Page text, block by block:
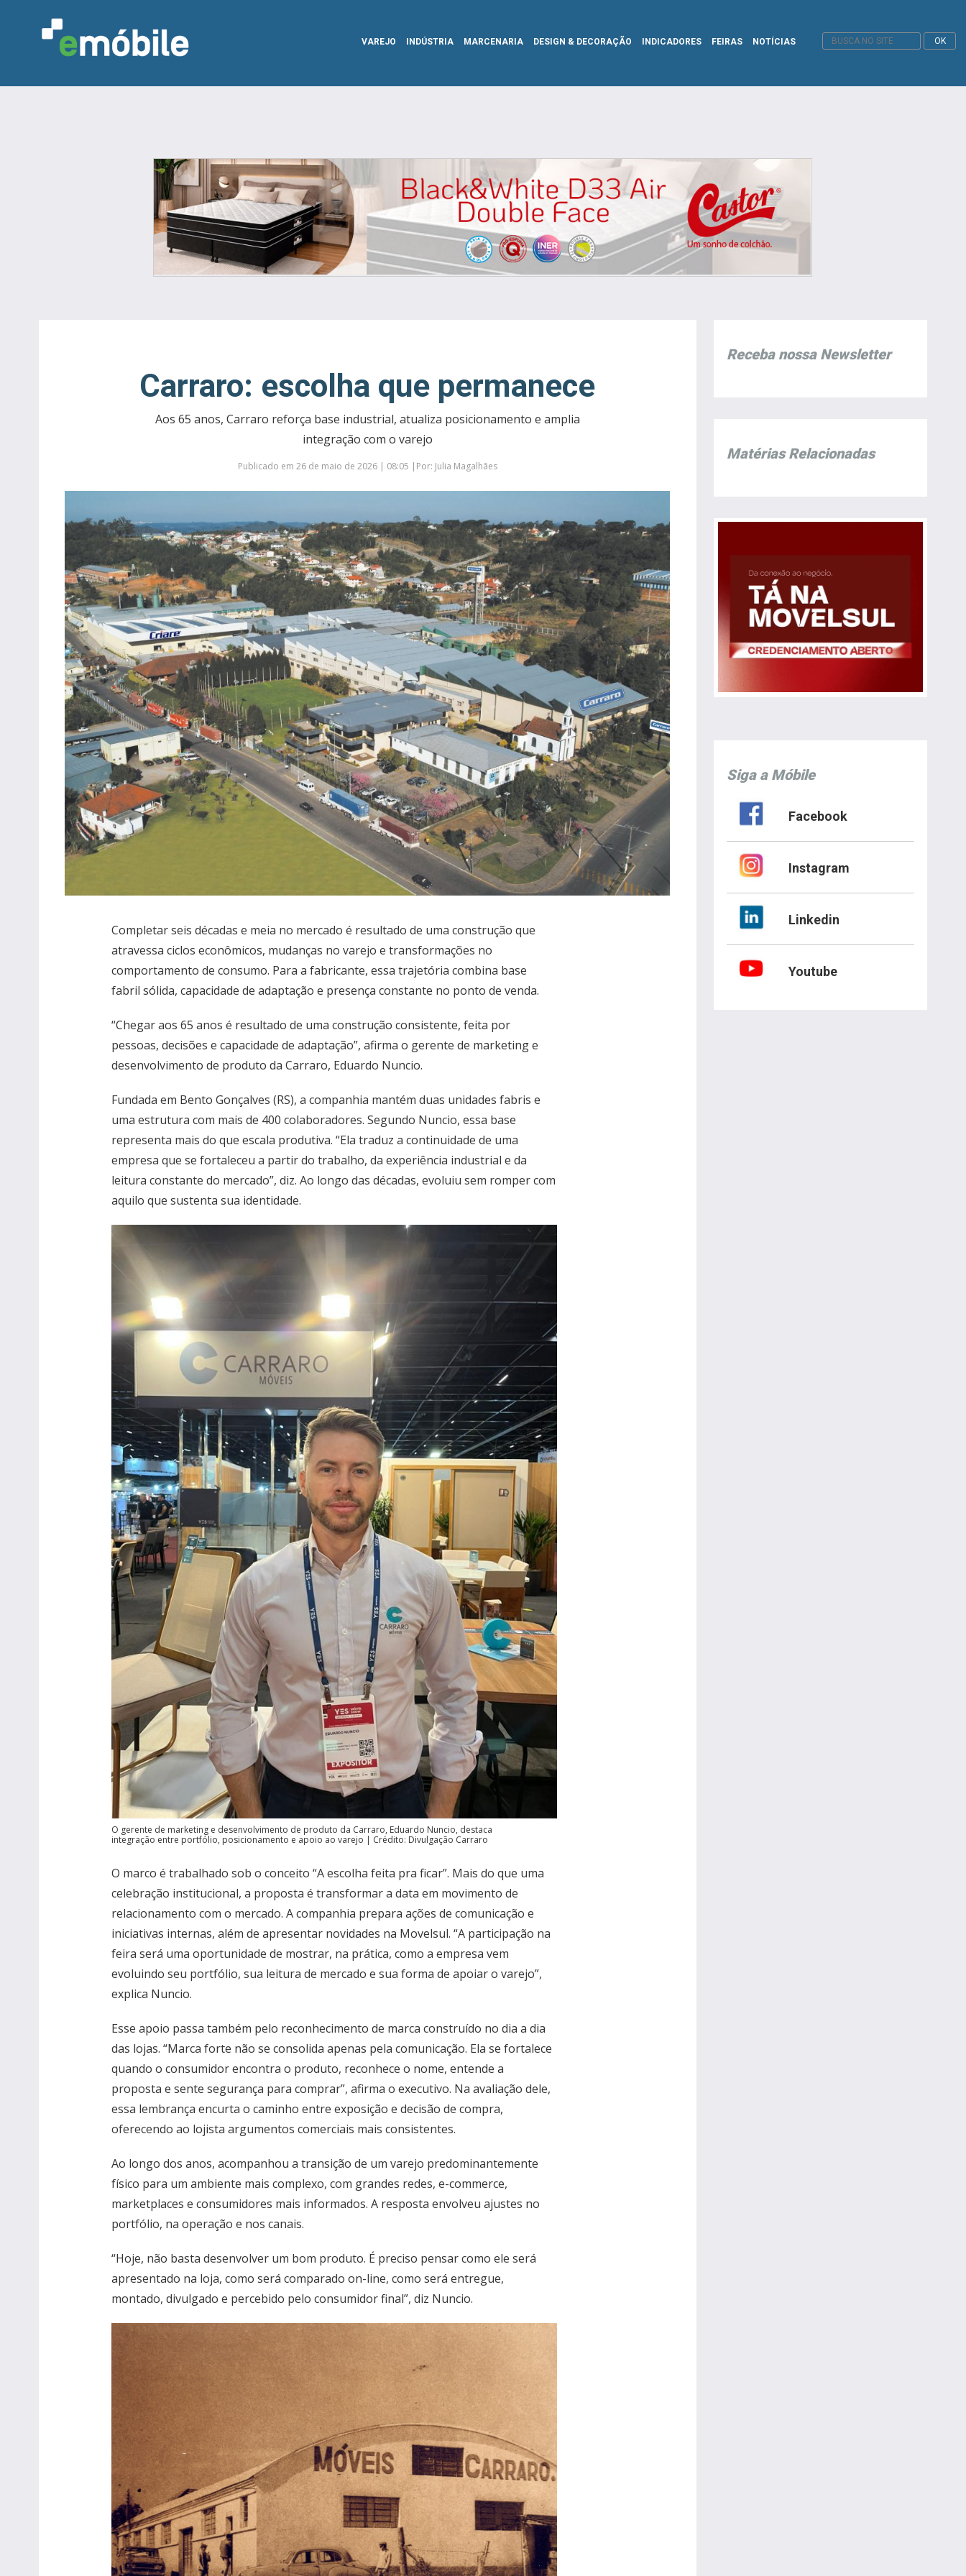
VAREJO INDÚSTRIA MARCENARIA DESIGN & DECORAÇÃO INDICADORES FEIRAS NOTÍCIAS
Carraro: escolha que permanece
Aos 65 anos, Carraro reforça base industrial, atualiza posicionamento e amplia
integração com o varejo
Publicado em 26 de maio de 2026 | 08:05 |Por: Julia Magalhães
Completar seis décadas e meia no mercado é resultado de uma construção que
atravessa ciclos econômicos, mudanças no varejo e transformações no
comportamento de consumo. Para a fabricante, essa trajetória combina base
fabril sólida, capacidade de adaptação e presença constante no ponto de venda.
“Chegar aos 65 anos é resultado de uma construção consistente, feita por
pessoas, decisões e capacidade de adaptação”, afirma o gerente de marketing e
desenvolvimento de produto da Carraro, Eduardo Nuncio.
Fundada em Bento Gonçalves (RS), a companhia mantém duas unidades fabris e
uma estrutura com mais de 400 colaboradores. Segundo Nuncio, essa base
representa mais do que escala produtiva. “Ela traduz a continuidade de uma
empresa que se fortaleceu a partir do trabalho, da experiência industrial e da
leitura constante do mercado”, diz. Ao longo das décadas, evoluiu sem romper com
aquilo que sustenta sua identidade.
O gerente de marketing e desenvolvimento de produto da Carraro, Eduardo Nuncio, destaca
integração entre portfólio, posicionamento e apoio ao varejo | Crédito: Divulgação Carraro
O marco é trabalhado sob o conceito “A escolha feita pra ficar”. Mais do que uma
celebração institucional, a proposta é transformar a data em movimento de
relacionamento com o mercado. A companhia prepara ações de comunicação e
iniciativas internas, além de apresentar novidades na Movelsul. “A participação na
feira será uma oportunidade de mostrar, na prática, como a empresa vem
evoluindo seu portfólio, sua leitura de mercado e sua forma de apoiar o varejo”,
explica Nuncio.
Esse apoio passa também pelo reconhecimento de marca construído no dia a dia
das lojas. “Marca forte não se consolida apenas pela comunicação. Ela se fortalece
quando o consumidor encontra o produto, reconhece o nome, entende a
proposta e sente segurança para comprar”, afirma o executivo. Na avaliação dele,
essa lembrança encurta o caminho entre exposição e decisão de compra,
oferecendo ao lojista argumentos comerciais mais consistentes.
Ao longo dos anos, acompanhou a transição de um varejo predominantemente
físico para um ambiente mais complexo, com grandes redes, e-commerce,
marketplaces e consumidores mais informados. A resposta envolveu ajustes no
portfólio, na operação e nos canais.
“Hoje, não basta desenvolver um bom produto. É preciso pensar como ele será
apresentado na loja, como será comparado on-line, como será entregue,
montado, divulgado e percebido pelo consumidor final”, diz Nuncio.
Receba nossa Newsletter
Matérias Relacionadas
Siga a Móbile
Facebook
Instagram
Linkedin
Youtube